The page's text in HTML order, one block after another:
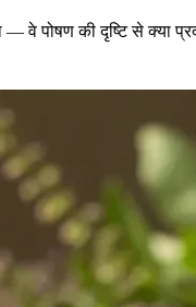
— वे पोषण की दृष्टि से